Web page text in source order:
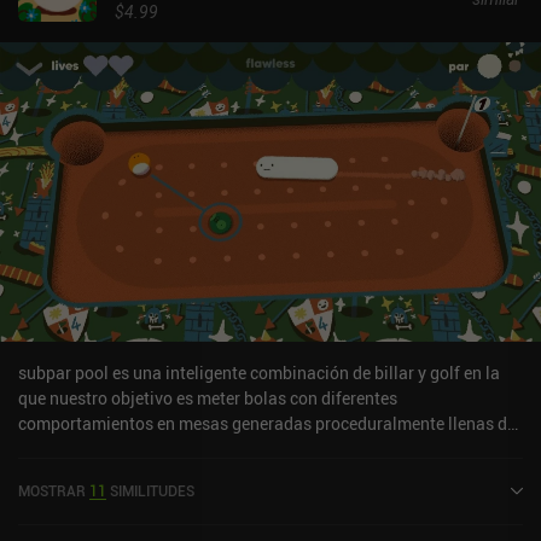
$4.99
subpar pool es una inteligente combinación de billar y golf en la
que nuestro objetivo es meter bolas con diferentes
comportamientos en mesas generadas proceduralmente llenas de
arrastramos para apuntar y obtener una pequeña vista previa de
MOSTRAR 11 SIMILITUDES